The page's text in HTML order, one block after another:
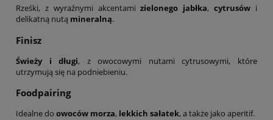
Rześki, z wyraźnymi akcentamizielonego jabłka,cytrusów i
delikatną nutą mineralną.
Finisz
Świeży i długi, z owocowymi nutami cytrusowymi, które
utrzymują się na podniebieniu.
Foodpairing
Idealne do owoców morza, lekkich sałatek, a także jako aperitif.